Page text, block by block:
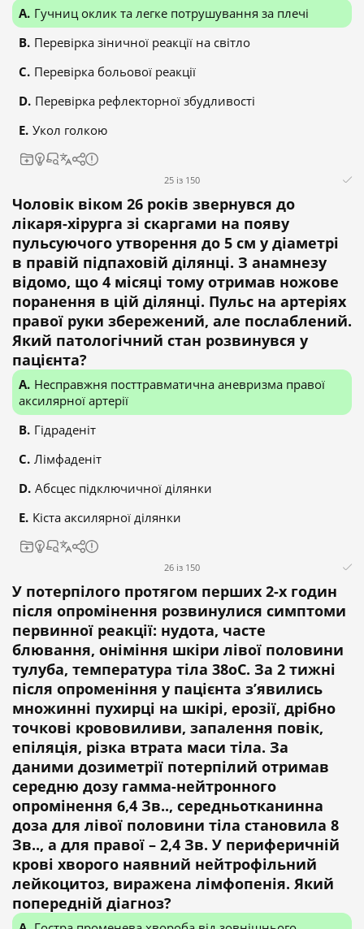
Гучниц оклик та легке потрушування за плечі
Перевірка зіничної реакції на світло
Перевірка больової реакції
Перевірка рефлекторної збудливості
Укол голкою
25 із 150
Чоловік віком 26 років звернувся до
лікаря-хірурга зі скаргами на появу
пульсуючого утворення до 5 см у діаметрі
в правій підпаховій ділянці. З анамнезу
відомо, що 4 місяці тому отримав ножове
поранення в цій ділянці. Пульс на артеріях
правої руки збережений, але послаблений.
Який патологічний стан розвинувся у
пацієнта?
Несправжня посттравматична аневризма правої
аксилярної артерії
Гідраденіт
Лімфаденіт
Абсцес підключичної ділянки
Кіста аксилярної ділянки
26 із 150
У потерпілого протягом перших 2-х годин
після опромінення розвинулися симптоми
первинної реакції: нудота, часте
блювання, оніміння шкіри лівої половини
тулуба, температура тіла 38оС. За 2 тижні
після опроменіння у пацієнта з’явились
множинні пухирці на шкірі, ерозії, дрібно
точкові крововиливи, запалення повік,
епіляція, різка втрата маси тіла. За
даними дозиметрії потерпілий отримав
середню дозу гамма-нейтронного
опромінення 6,4 Зв.., середньотканинна
доза для лівої половини тіла становила 8
Зв.., а для правої – 2,4 Зв. У периферичній
крові хворого наявний нейтрофільний
лейкоцитоз, виражена лімфопенія. Який
попередній діагноз?